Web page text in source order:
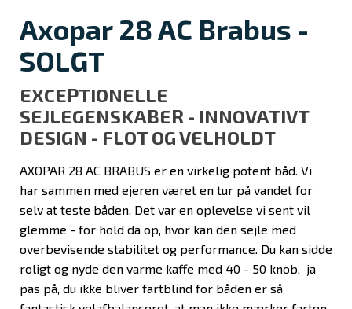
Axopar 28 AC Brabus -
SOLGT
EXCEPTIONELLE
SEJLEGENSKABER - INNOVATIVT
DESIGN - FLOT OG VELHOLDT
AXOPAR 28 AC BRABUS er en virkelig potent båd. Vi
har sammen med ejeren været en tur på vandet for
selv at teste båden. Det var en oplevelse vi sent vil
glemme - for hold da op, hvor kan den sejle med
overbevisende stabilitet og performance. Du kan sidde
roligt og nyde den varme kaffe med 40 - 50 knob, ja
pas på, du ikke bliver fartblind for båden er så